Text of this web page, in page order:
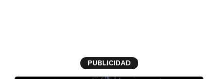
PUBLICIDAD